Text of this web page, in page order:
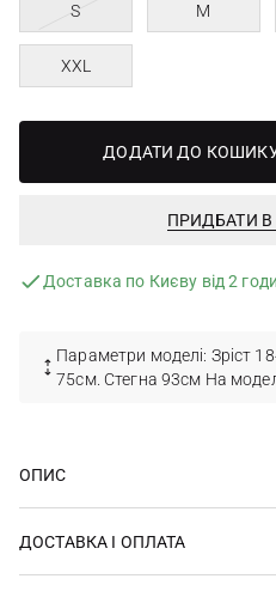
S M
XXL
ДОДАТИ ДО
ПРИДБАТИ В
Доставка по Києву від 2
Параметри моделі: Зріст
75см. Стегна 93см На
ОПИС
ДОСТАВКА І ОПЛАТА